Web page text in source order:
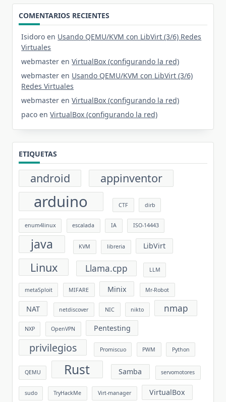
COMENTARIOS RECIENTES
Isidoro en Usando QEMU/KVM con LibVirt (3/6) Redes
Virtuales
webmaster enVirtualBox (configurando la red)
webmaster en Usando QEMU/KVM con LibVirt (3/6)
Redes Virtuales
webmaster enVirtualBox (configurando la red)
paco enVirtualBox (configurando la red)
ETIQUETAS
android appinventor
arduino CTF dirb
enum4linux escalada IA ISO-14443
java KVM libreria LibVirt
Linux Llama.cpp LLM
metaSploit MIFARE Minix Mr-Robot
NAT netdiscover NIC nikto nmap
NXP OpenVPN Pentesting
privilegios Promiscuo PWM Python
QEMU Rust Samba servomotores
sudo TryHackMe Virt-manager VirtualBox